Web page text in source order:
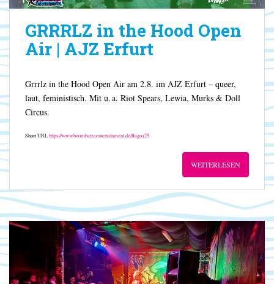
GRRRLZ in the Hood Open
Air | AJZ Erfurt
Grrrlz in the Hood Open Air am 2.8. im AJZ Erfurt – queer,
laut, feministisch. Mit u. a. Riot Spears, Lewia, Murks & Doll
Circus.
Short URLhttps://www.boombatzeentertainment.de/flagoa25
WEITERLESEN